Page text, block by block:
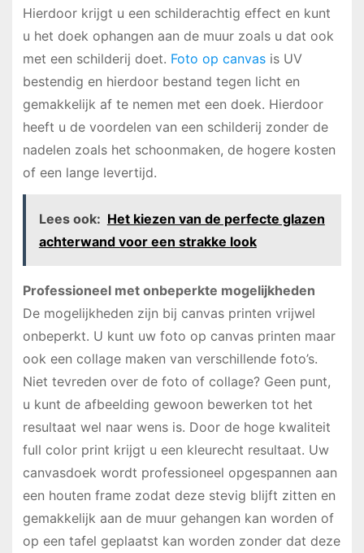
Hierdoor krijgt u een schilderachtig effect en kunt
u het doek ophangen aan de muur zoals u dat ook
met een schilderij doet. Foto op canvasis UV
bestendig en hierdoor bestand tegen licht en
gemakkelijk af te nemen met een doek. Hierdoor
heeft u de voordelen van een schilderij zonder de
nadelen zoals het schoonmaken, de hogere kosten
of een lange levertijd.
Lees ook: Het kiezen van de perfecte glazen
achterwand voor een strakke look
Professioneel met onbeperkte mogelijkheden
De mogelijkheden zijn bij canvas printen vrijwel
onbeperkt. U kunt uw foto op canvas printen maar
ook een collage maken van verschillende foto’s.
Niet tevreden over de foto of collage? Geen punt,
u kunt de afbeelding gewoon bewerken tot het
resultaat wel naar wens is. Door de hoge kwaliteit
full color print krijgt u een kleurecht resultaat. Uw
canvasdoek wordt professioneel opgespannen aan
een houten frame zodat deze stevig blijft zitten en
gemakkelijk aan de muur gehangen kan worden of
op een tafel geplaatst kan worden zonder dat deze